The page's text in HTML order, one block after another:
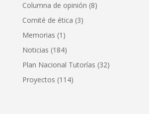
Columna de opinión (8)
Comité de ética (3)
Memorias (1)
Noticias (184)
Plan Nacional Tutorías (32)
Proyectos (114)